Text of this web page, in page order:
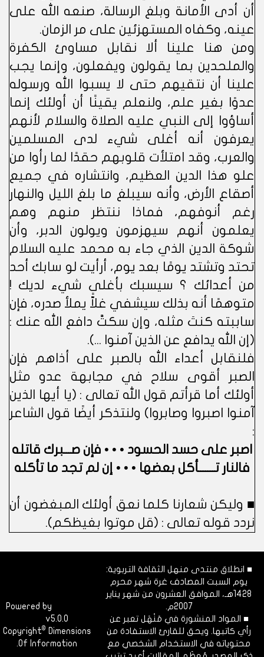
أن أدى الأمانة وبلغ الرسالة، صنعه الله على
عينه، وكفاه المستهزئين على مر الزمان.
ومن هنا علينا ألا نقابل مساوئ الكفرة
والملحدين بما يقولون ويفعلون، وإنما يجب
علينا أن نتقيهم حتى لا يسبوا الله ورسوله
عدوًا بغير علم، ولنعلم يقينًا أن أولئك إنما
أساؤوا إلى النبي عليه الصلاة والسلام لأنهم
يعرفون أنه أغلى شيء لدى المسلمين
والعرب، وقد امتلأت قلوبهم حقدًا لما رأوا من
علو هذا الدين العظيم، وانتشاره في جميع
أصقاع الأرض، وأنه سيبلغ ما بلغ الليل والنهار
رغم أنوفهم، فماذا ننتظر منهم وهم
يعلمون أنهم سيهزمون ويولون الدبر، وأن
شوكة الدين الذي جاء به محمد عليه السلام
تحتد وتشتد يومًا بعد يوم، أرأيت لو سابك أحد
من أعدائك ؟ سيسبك بأغلى شيء لديك !
متوهمًا أنه بذلك سيشفي غلاًّ يملأ صدره، فإن
ساببته كنتَ مثله، وإن سكتَّ دافع الله عنك :
(إن الله يدافع عن الذين آمنوا ...).
فلنقابل أعداء الله بالصبر على أذاهم فإن
الصبر أقوى سلاح في مجابهة عدو مثل
أولئك أما قرأتم قول الله تعالى : (يا أيها الذين
آمنوا اصبروا وصابروا) ولنتذكر أيضًا قول الشاعر
:
اصبر على حسد الحسود • • • فإن صـــبرك قاتله
فالنار تـــــــأكل بعضها • • • إن لم تجد ما تأكله
■ وليكن شعارنا كلما نعق أولئك المبغضون أن
نردد قوله تعالى : (قل موتوا بغيظكم).
■ انطلاق منتدى منهل الثقافة التربوية:
يوم السبت المصادف غرة شهر محرم
1428هـ، الموافق العشرون من شهر يناير
2007م.
■ المواد المنشورة في مَنْهَل تعبر عن
رأي كاتبها. ويحق للقارئ الاستفادة من
محتوياته في الاستخدام الشخصي مع
Powered by
v5.0.0
Copyright©
Dimensions
Of Information.